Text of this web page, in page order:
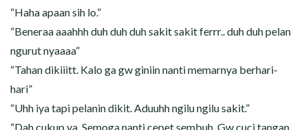
“Haha apaan sih lo.”
“Beneraa aaahhh duh duh duh sakit sakit ferrr.. duh duh pelan
ngurut nyaaaa”
“Tahan dikiiitt. Kalo ga gw giniin nanti memarnya berhari-
hari”
“Uhh iya tapi pelanin dikit. Aduuhh ngilu ngilu sakit.”
“Dah cukup ya. Semoga nanti cepet sembuh. Gw cuci tangan